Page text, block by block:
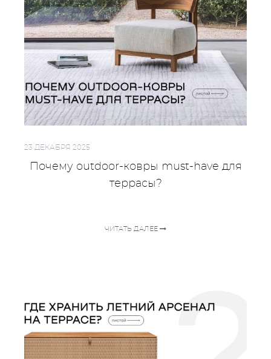
23 ДЕКАБРЯ 2025
Почему outdoor-ковры must-have для
террасы?
ЧИТАТЬ ДАЛЕЕ